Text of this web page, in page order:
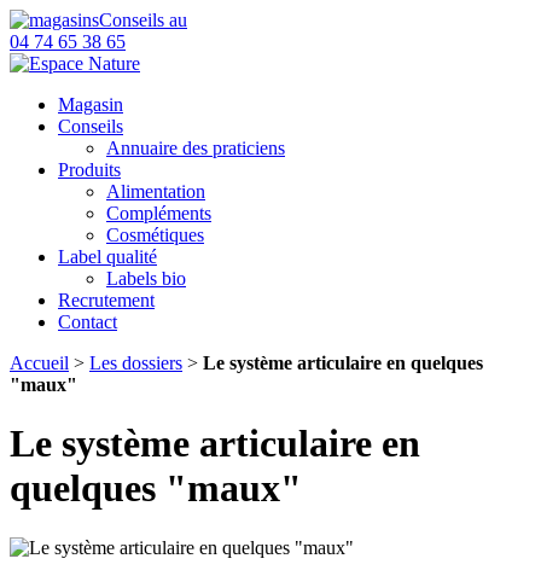
Conseils au
04 74 65 38 65
Magasin
Conseils
Annuaire des praticiens
Produits
Alimentation
Compléments
Cosmétiques
Label qualité
Labels bio
Recrutement
Contact
Accueil > Les dossiers > Le système articulaire en quelques
"maux"
Le système articulaire en
quelques "maux"